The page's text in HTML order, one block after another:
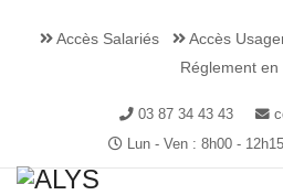
Accès Salariés Accès
Réglement en
03 87 34 43 43
Lun - Ven : 8h00 -